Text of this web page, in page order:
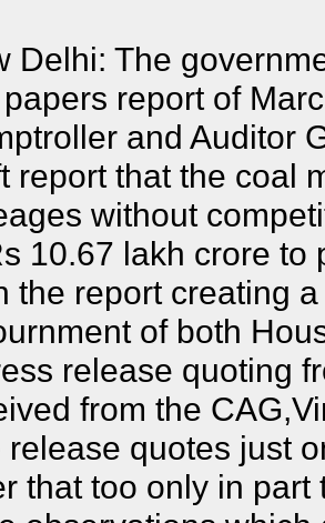
Delhi: The
report of
and Auditor
report that the coal
without
10.67 lakh crore to
the report creating
of both
release quoting
from the
release quotes just
that too only in